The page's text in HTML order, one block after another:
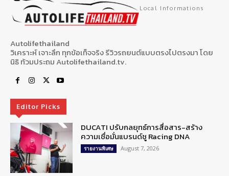
Local Informations
Autolifethailand
วิเคราะห์ เจาะลึก ทุกข้อเท็จจริง รีวิวรถยนต์แบบตรงไปตรงมา โดย
นิธิ ท้วมประถม Autolifethailand.tv.
Editor Picks
DUCATI ปรับกลยุทธ์การสื่อสาร-สร้าง
ความเชื่อมั่นแบรนด์ชู Racing DNA
รายงานพิเศษ August 7, 2026